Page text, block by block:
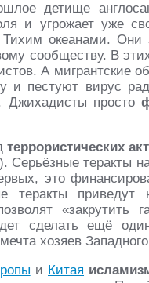
детище
и угрожает уже
океанами. Они
сообществу. В
А мигрантские
и пестуют вирус
Джихадисты просто
террористических
Серьёзные теракты
это
теракты приведут
сделать ещё
хозяев
и Китая